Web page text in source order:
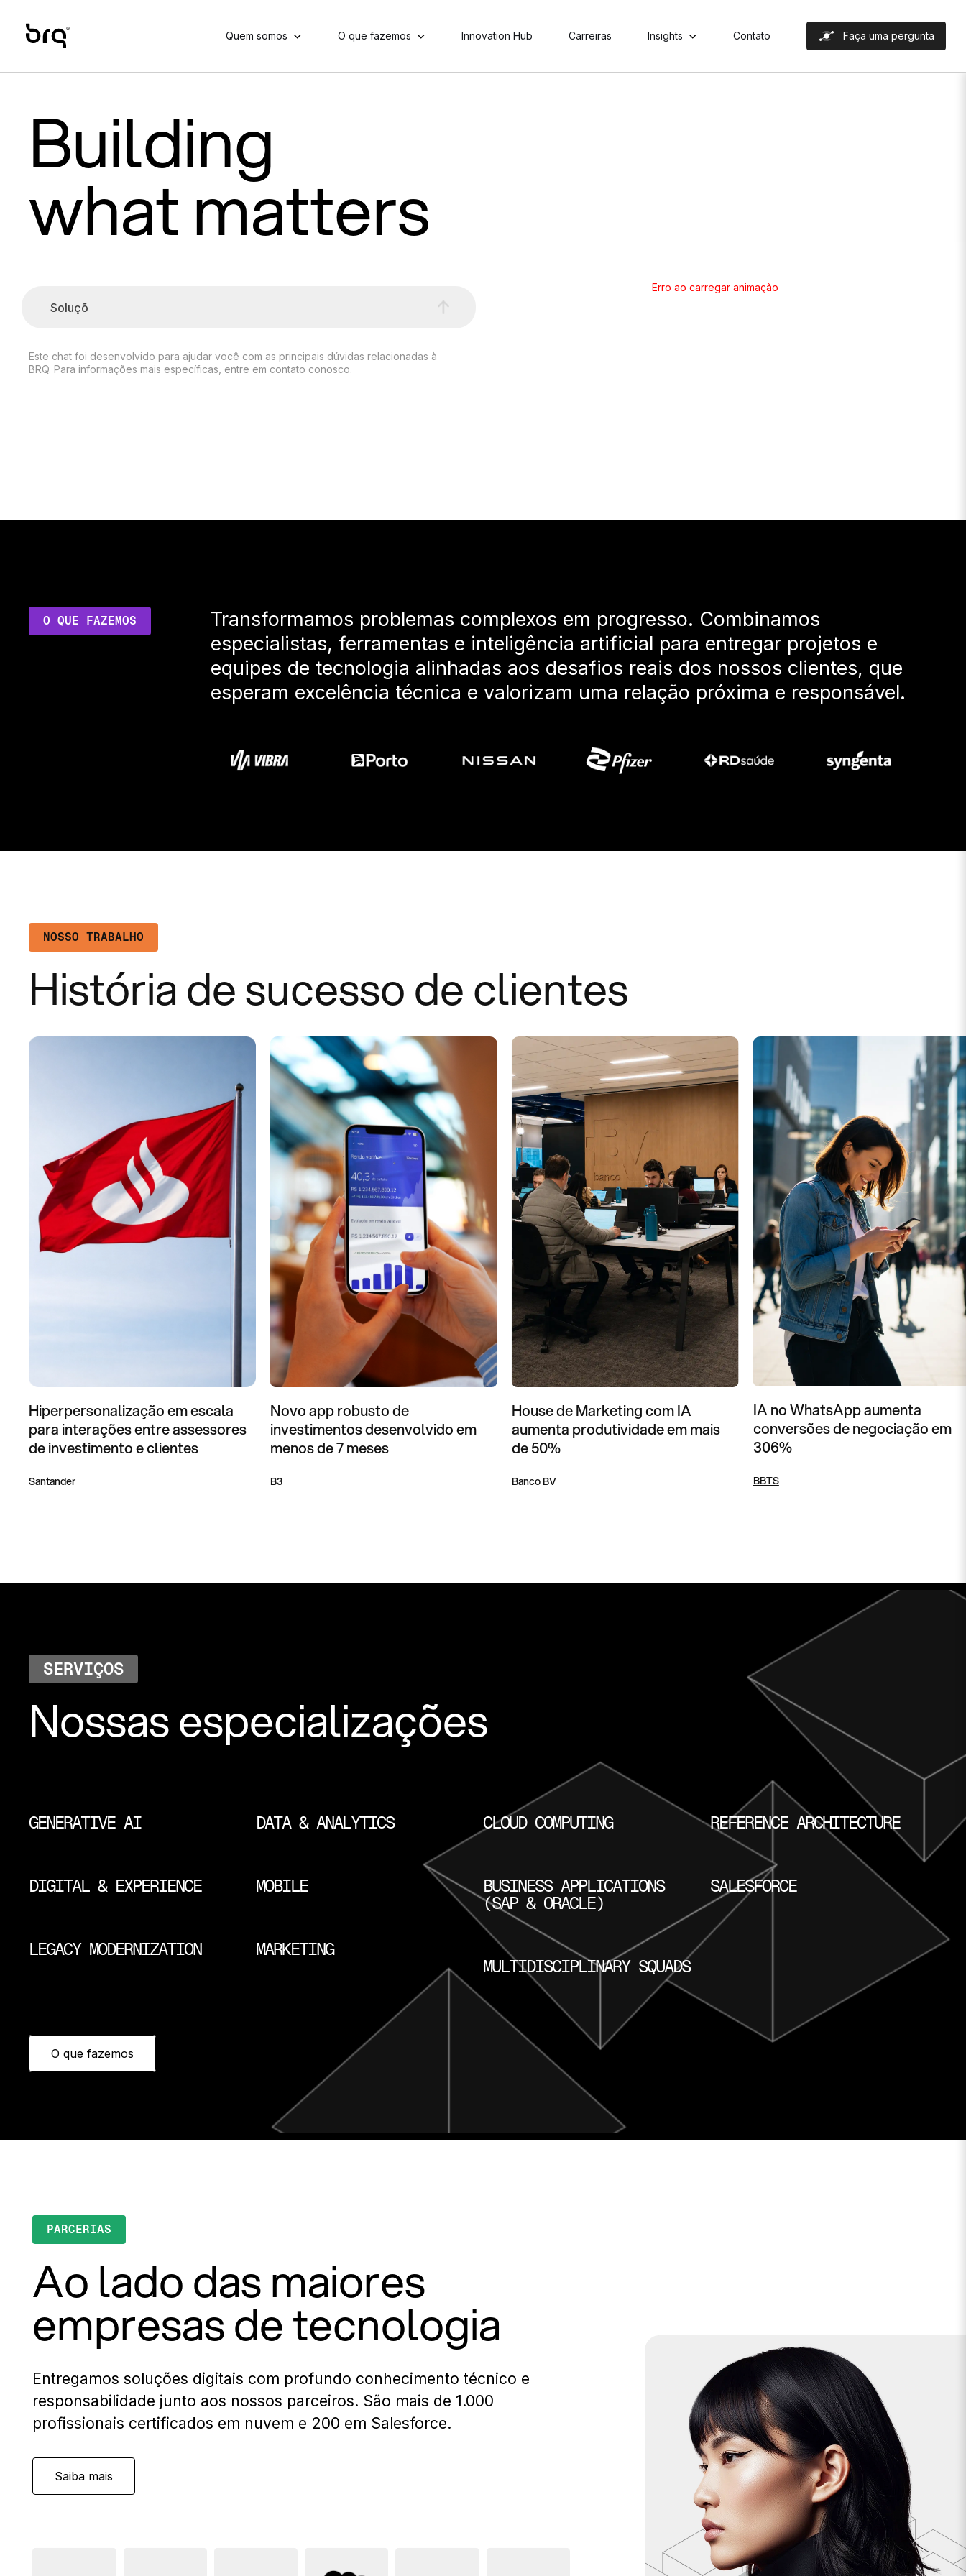
Quem somos O que fazemos Innovation Hub Carreiras Insights Contato Faça uma pergunta
Building
what matters
Este chat foi desenvolvido para ajudar você com as principais dúvidas relacionadas à
BRQ. Para informações mais específicas, entre em contato conosco.
Erro ao carregar animação
O QUE FAZEMOS
Transformamos problemas complexos em progresso. Combinamos
especialistas, ferramentas e inteligência artificial para entregar projetos e
equipes de tecnologia alinhadas aos desafios reais dos nossos clientes, que
esperam excelência técnica e valorizam uma relação próxima e responsável.
NOSSO TRABALHO
História de sucesso de clientes
Hiperpersonalização em escala
para interações entre assessores
de investimento e clientes
Santander
Novo app robusto de
investimentos desenvolvido em
menos de 7 meses
B3
House de Marketing com IA
aumenta produtividade em mais
de 50%
Banco BV
IA no WhatsApp aumenta
conversões de negociação em
306%
BBTS
SERVIÇOS
Nossas especializações
GENERATIVE AI
DIGITAL & EXPERIENCE
LEGACY MODERNIZATION
DATA & ANALYTICS
MOBILE
MARKETING
CLOUD COMPUTING
BUSINESS APPLICATIONS
(SAP & ORACLE)
MULTIDISCIPLINARY SQUADS
REFERENCE ARCHITECTURE
SALESFORCE
O que fazemos
PARCERIAS
Ao lado das maiores
empresas de tecnologia
Entregamos soluções digitais com profundo conhecimento técnico e
responsabilidade junto aos nossos parceiros. São mais de 1.000
profissionais certificados em nuvem e 200 em Salesforce.
Saiba mais